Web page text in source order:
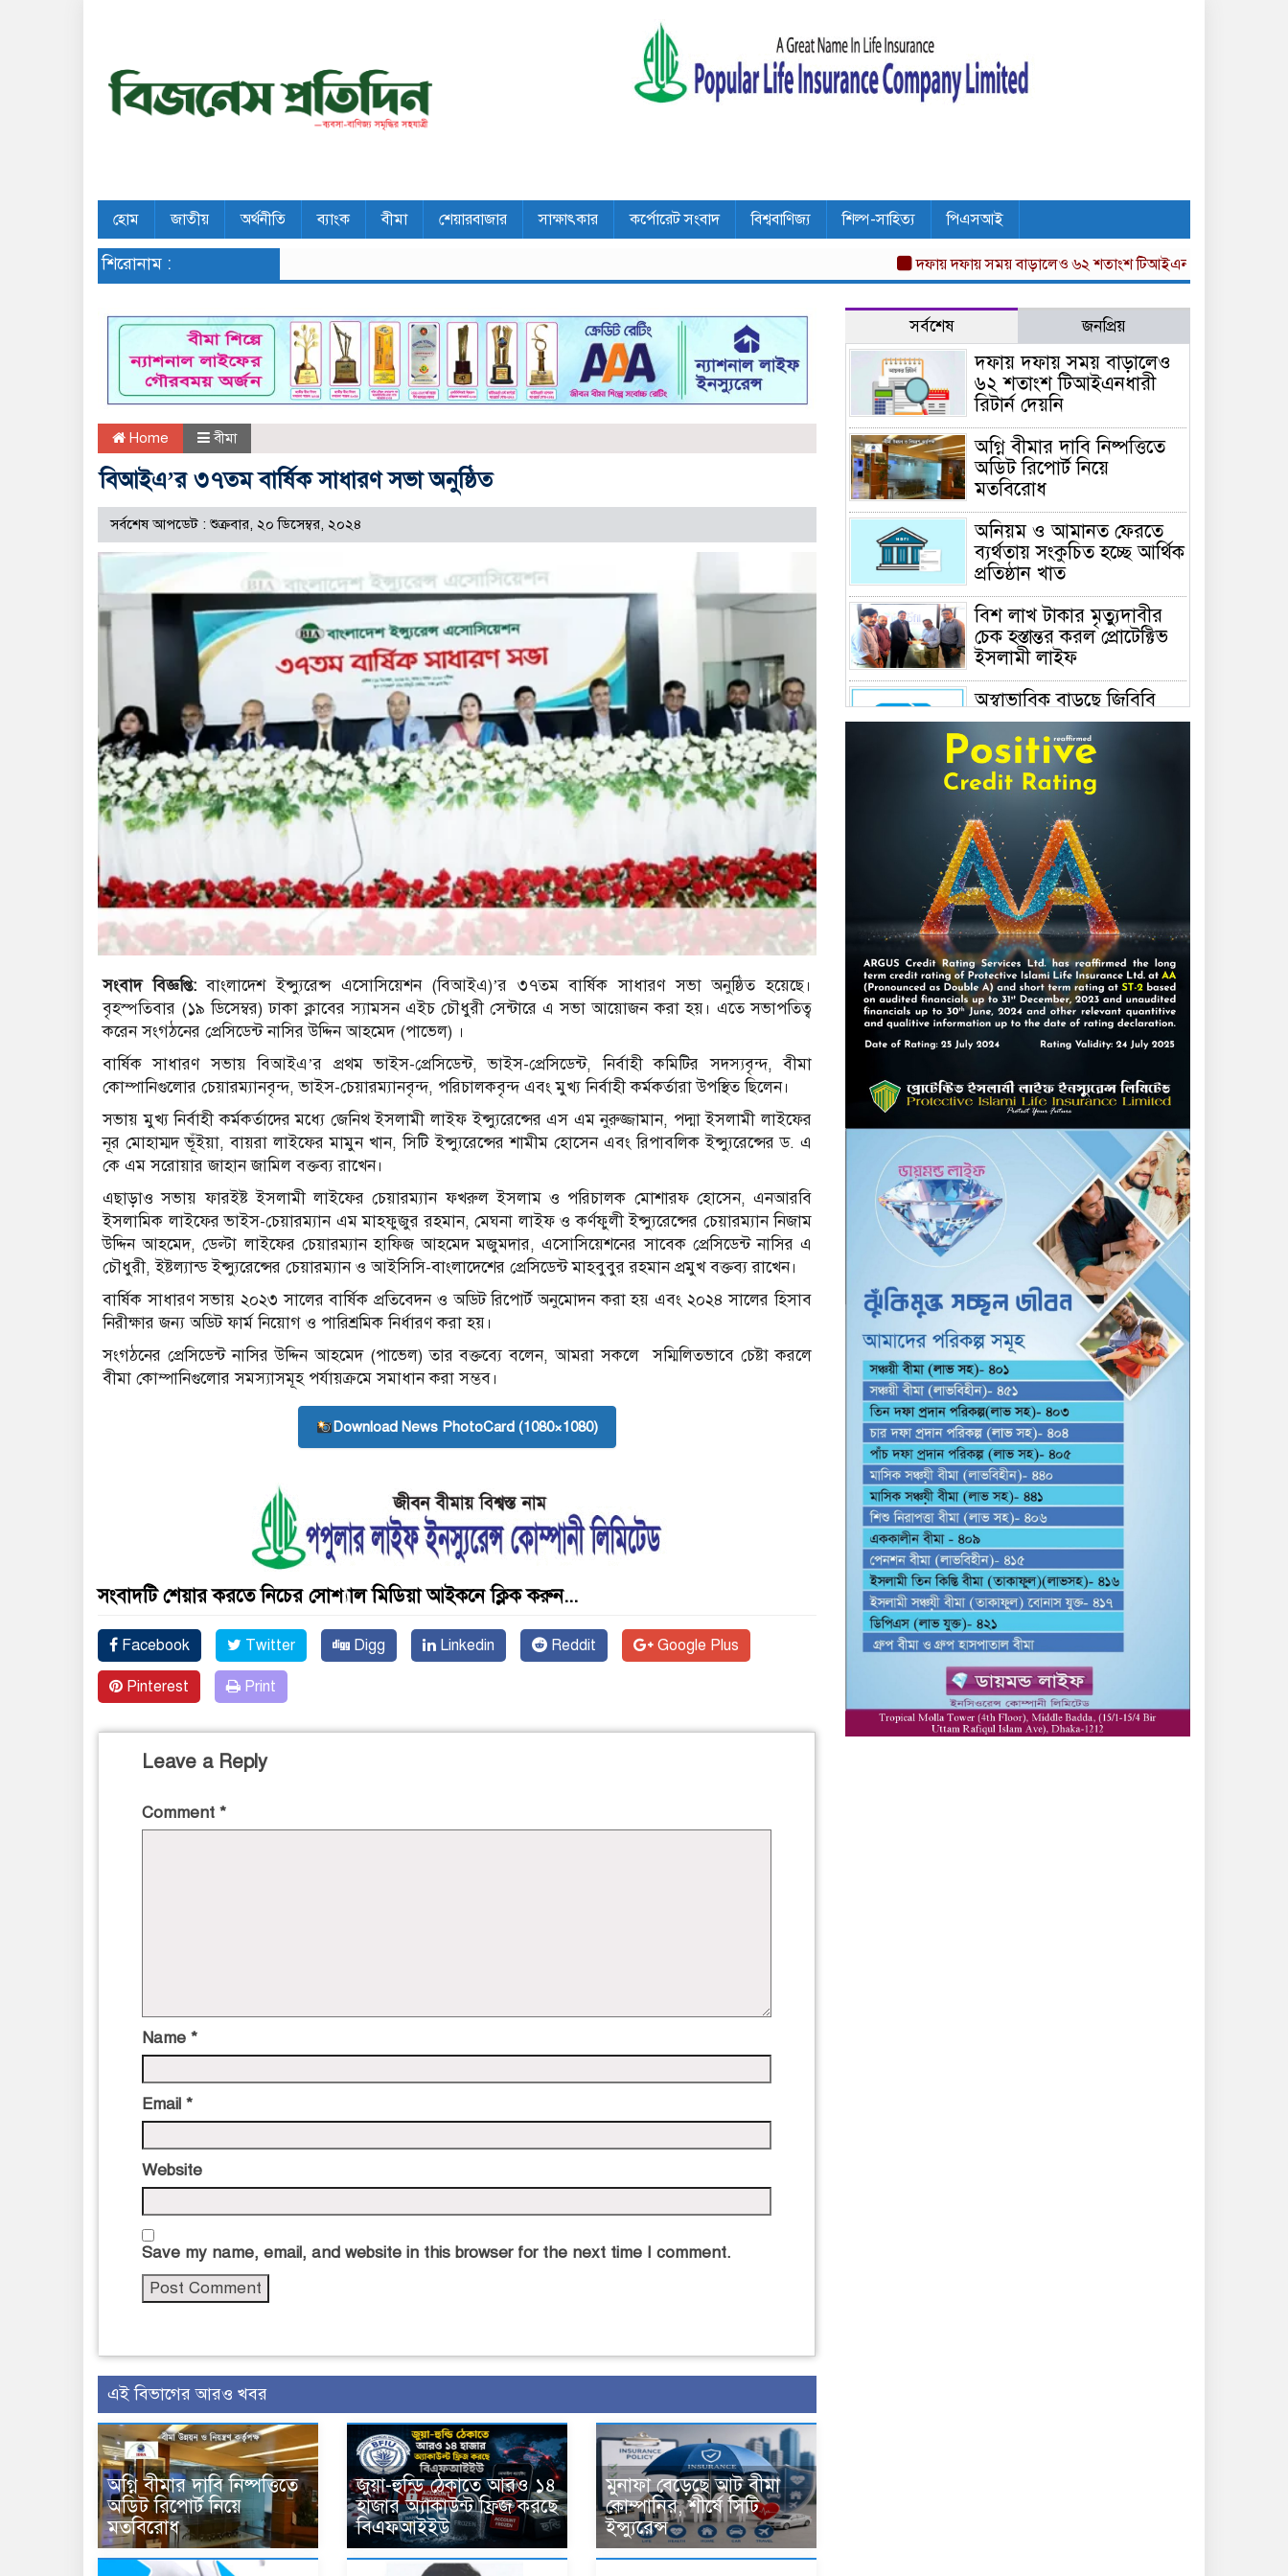
হোম জাতীয় অর্থনীতি ব্যাংক বীমা শেয়ারবাজার সাক্ষাৎকার কর্পোরেট সংবাদ বিশ্ববাণিজ্য শিল্প-সাহিত্য পিএসআই
শিরোনাম : দফায় দফায় সময় বাড়ালেও ৬২ শতাংশ টিআইএনধারী রিটার্ন দেয়নি
Home বীমা
বিআইএ’র ৩৭তম বার্ষিক সাধারণ সভা অনুষ্ঠিত
সর্বশেষ আপডেট : শুক্রবার, ২০ ডিসেম্বর, ২০২৪
সংবাদ বিজ্ঞপ্তি:বাংলাদেশ ইন্স্যুরেন্স এসোসিয়েশন (বিআইএ)’র ৩৭তম বার্ষিক সাধারণ সভা অনুষ্ঠিত হয়েছে।
বৃহস্পতিবার (১৯ ডিসেম্বর) ঢাকা ক্লাবের স্যামসন এইচ চৌধুরী সেন্টারে এ সভা আয়োজন করা হয়। এতে সভাপতিত্ব
করেন সংগঠনের প্রেসিডেন্ট নাসির উদ্দিন আহমেদ (পাভেল) ।
বার্ষিক সাধারণ সভায় বিআইএ’র প্রথম ভাইস-প্রেসিডেন্ট, ভাইস-প্রেসিডেন্ট, নির্বাহী কমিটির সদস্যবৃন্দ, বীমা
কোম্পানিগুলোর চেয়ারম্যানবৃন্দ, ভাইস-চেয়ারম্যানবৃন্দ, পরিচালকবৃন্দ এবং মুখ্য নির্বাহী কর্মকর্তারা উপস্থিত ছিলেন।
সভায় মুখ্য নির্বাহী কর্মকর্তাদের মধ্যে জেনিথ ইসলামী লাইফ ইন্স্যুরেন্সের এস এম নুরুজ্জামান, পদ্মা ইসলামী লাইফের
নূর মোহাম্মদ ভূঁইয়া, বায়রা লাইফের মামুন খান, সিটি ইন্স্যুরেন্সের শামীম হোসেন এবং রিপাবলিক ইন্স্যুরেন্সের ড. এ
কে এম সরোয়ার জাহান জামিল বক্তব্য রাখেন।
এছাড়াও সভায় ফারইষ্ট ইসলামী লাইফের চেয়ারম্যান ফখরুল ইসলাম ও পরিচালক মোশারফ হোসেন, এনআরবি
ইসলামিক লাইফের ভাইস-চেয়ারম্যান এম মাহফুজুর রহমান, মেঘনা লাইফ ও কর্ণফুলী ইন্স্যুরেন্সের চেয়ারম্যান নিজাম
উদ্দিন আহমেদ, ডেল্টা লাইফের চেয়ারম্যান হাফিজ আহমেদ মজুমদার, এসোসিয়েশনের সাবেক প্রেসিডেন্ট নাসির এ
চৌধুরী, ইষ্টল্যান্ড ইন্স্যুরেন্সের চেয়ারম্যান ও আইসিসি-বাংলাদেশের প্রেসিডেন্ট মাহবুবুর রহমান প্রমুখ বক্তব্য রাখেন।
বার্ষিক সাধারণ সভায় ২০২৩ সালের বার্ষিক প্রতিবেদন ও অডিট রিপোর্ট অনুমোদন করা হয় এবং ২০২৪ সালের হিসাব
নিরীক্ষার জন্য অডিট ফার্ম নিয়োগ ও পারিশ্রমিক নির্ধারণ করা হয়।
সংগঠনের প্রেসিডেন্ট নাসির উদ্দিন আহমেদ (পাভেল) তার বক্তব্যে বলেন, আমরা সকলে সম্মিলিতভাবে চেষ্টা করলে
বীমা কোম্পানিগুলোর সমস্যাসমূহ পর্যায়ক্রমে সমাধান করা সম্ভব।
Download News PhotoCard (1080×1080)
সংবাদটি শেয়ার করতে নিচের সোশ্যাল মিডিয়া আইকনে ক্লিক করুন...
Facebook Twitter Digg Linkedin Reddit Google Plus
Pinterest Print
Leave a Reply
Comment *
Name *
Email *
Website
Save my name, email, and website in this browser for the next time I comment.
এই বিভাগের আরও খবর
অগ্নি বীমার দাবি নিষ্পত্তিতে
অডিট রিপোর্ট নিয়ে
মতবিরোধ
জুয়া-হুন্ডি ঠেকাতে আরও ১৪
হাজার অ্যাকাউন্ট ফ্রিজ করছে
বিএফআইইউ
মুনাফা বেড়েছে আট বীমা
কোম্পানির, শীর্ষে সিটি
ইন্স্যুরেন্স
সর্বশেষ জনপ্রিয়
দফায় দফায় সময় বাড়ালেও
৬২ শতাংশ টিআইএনধারী
রিটার্ন দেয়নি
অগ্নি বীমার দাবি নিষ্পত্তিতে
অডিট রিপোর্ট নিয়ে
মতবিরোধ
অনিয়ম ও আমানত ফেরতে
ব্যর্থতায় সংকুচিত হচ্ছে আর্থিক
প্রতিষ্ঠান খাত
বিশ লাখ টাকার মৃত্যুদাবীর
চেক হস্তান্তর করল প্রোটেক্টিভ
ইসলামী লাইফ
অস্বাভাবিক বাড়ছে জিবিবি
পাওয়ারের শেয়ার দর,
ডিএসইর সতর্কবার্তা